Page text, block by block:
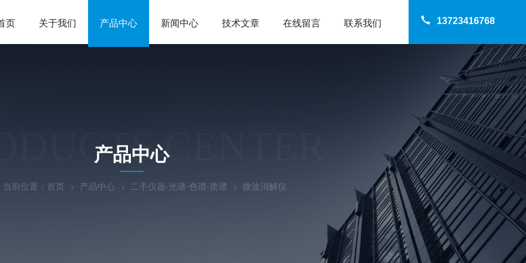
13723416768
页 关于我们 产品中心 新闻中心 技术文章 在线留言 联系我们
CENTER
产品中心
当前位置： 首页 产品中心 二手仪器-光谱-色谱-质谱 微波消解仪